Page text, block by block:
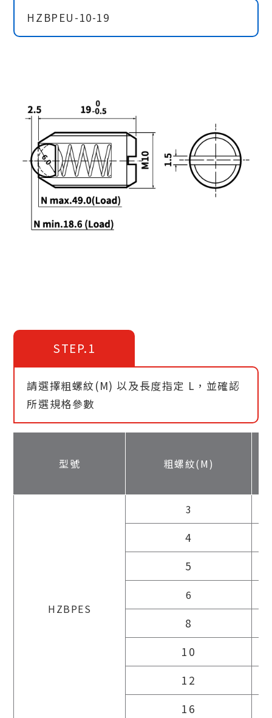
HZBPEU-10-19
STEP.1
請選擇粗螺紋(M) 以及長度指定 L，並確認
所選規格參數
型號 粗螺紋(M)
HZBPES
3
4
5
6
8
10
12
16